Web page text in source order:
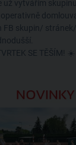
už vytvářím
FB skupin/ stránek/
SE TĚŠÍM! ☀️